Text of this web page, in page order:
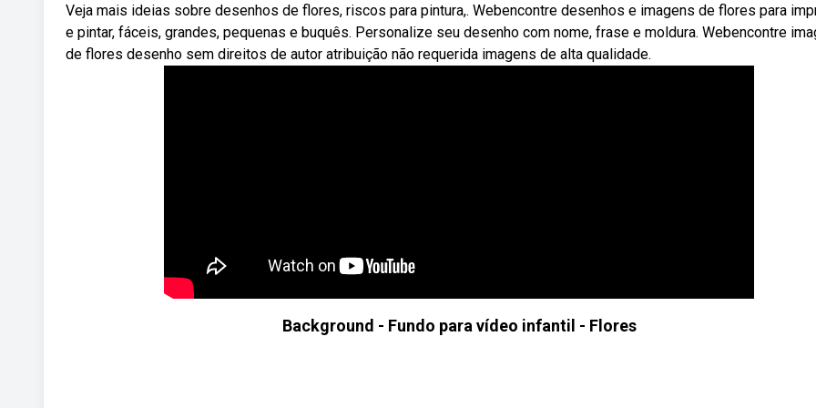
Veja mais ideias sobre desenhos de flores, riscos para pintura,. Webencontre desenhos e imagens de flores para
e pintar, fáceis, grandes, pequenas e buquês. Personalize seu desenho com nome, frase e moldura. Webencontre
de flores desenho sem direitos de autor atribuição não requerida imagens de alta qualidade.
Background - Fundo para vídeo infantil - Flores